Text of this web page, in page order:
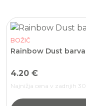
BOŽIČ
Rainbow Dust
4.20 €
Najnižja cena v zadnjih 30